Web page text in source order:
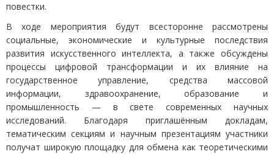
повестки.
В ходе мероприятия будут всесторонне рассмотрены
социальные, экономические и культурные последствия
развития искусственного интеллекта, а также обсуждены
процессы цифровой трансформации и их влияние на
государственное управление, средства массовой
информации, здравоохранение, образование и
промышленность — в свете современных научных
исследований. Благодаря приглашённым докладам,
тематическим секциям и научным презентациям участники
получат широкую площадку для обмена как теоретическими